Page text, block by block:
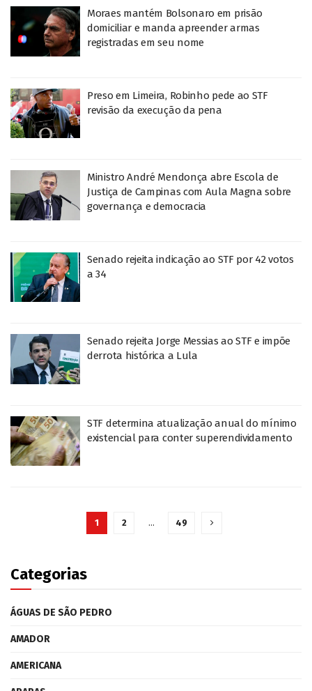
Moraes mantém Bolsonaro em prisão
domiciliar e manda apreender armas
registradas em seu nome
Preso em Limeira, Robinho pede ao STF
revisão da execução da pena
Ministro André Mendonça abre Escola de
Justiça de Campinas com Aula Magna sobre
governança e democracia
Senado rejeita indicação ao STF por 42 votos
a 34
Senado rejeita Jorge Messias ao STF e impõe
derrota histórica a Lula
STF determina atualização anual do mínimo
existencial para conter superendividamento
1 2 … 49
Categorias
ÁGUAS DE SÃO PEDRO
AMADOR
AMERICANA